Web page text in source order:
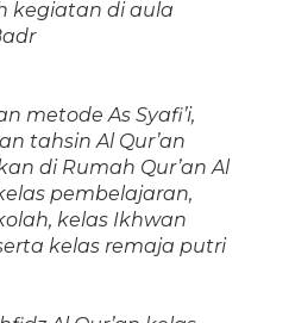
kegiatan di aula
metode As Syafi’i,
tahsin Al Qur’an
di Rumah Qur’an Al
pembelajaran,
kelas Ikhwan
kelas remaja putri